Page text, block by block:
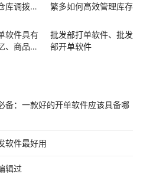
库调拨方
繁多如何高效管理库存
软件具有
、商品赠
批发部打单软件、批发
部开单软件
备：一款好的开单软件应该具备哪
软件最好用
辑过